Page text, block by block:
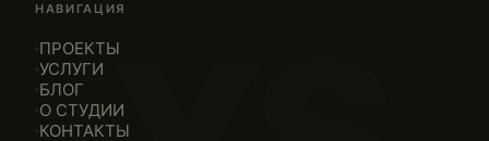
НАВИГАЦИЯ
ПРОЕКТЫ
УСЛУГИ
БЛОГ
О СТУДИИ
КОНТАКТЫ